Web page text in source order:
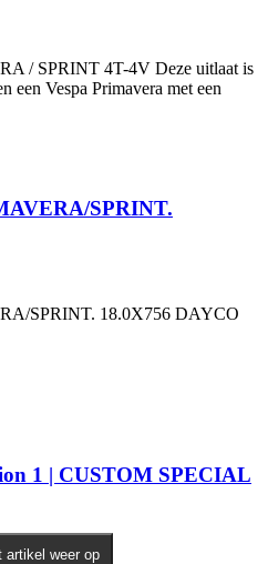
/ SPRINT 4T-4V Deze uitlaat is
een Vespa Primavera met een
SPRINT.
SPRINT. 18.0X756 DAYCO
1 | CUSTOM SPECIAL
artikel weer op